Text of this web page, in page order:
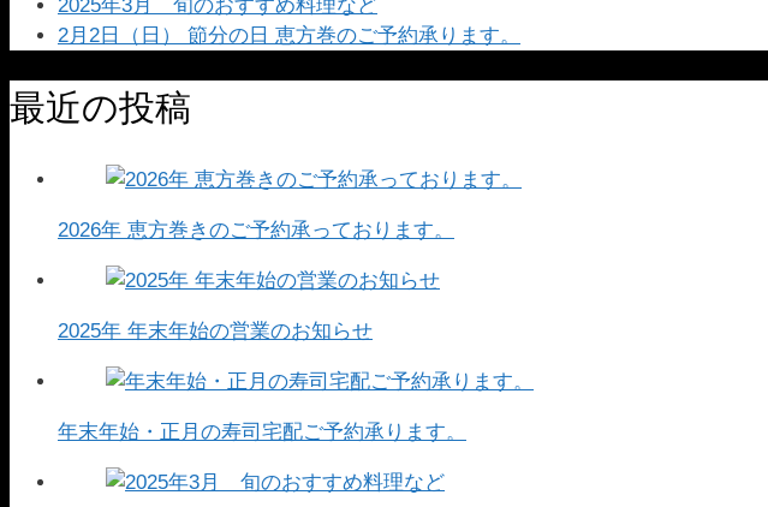
2025年3月 旬のおすすめ料理など
2月2日（日） 節分の日 恵方巻のご予約承ります。
最近の投稿
2026年 恵方巻きのご予約承っております。
2025年 年末年始の営業のお知らせ
年末年始・正月の寿司宅配ご予約承ります。